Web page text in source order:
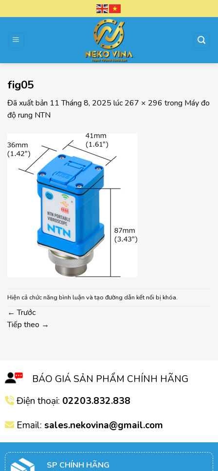
đến
dung
fig05
Đã xuất bản 11 Tháng 8, 2025 lúc 267 × 296 trong Máy đo
độ rung NTN
Hiện cả chức năng bình luận và tạo đường dẫn kết nối bị khóa.
← Trước
Tiếp theo →
BÁO GIÁ SẢN PHẨM CHÍNH HÃNG
Điện thoại: 02203.832.838
Email: sales.nekovina@gmail.com
SP CHÍNH HÃNG